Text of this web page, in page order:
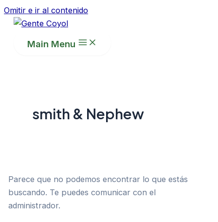
Omitir e ir al contenido
Main Menu
smith & Nephew
Parece que no podemos encontrar lo que estás
buscando. Te puedes comunicar con el
administrador.